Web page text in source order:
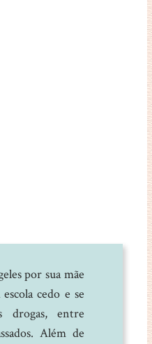
por sua mãe
cedo e se
drogas, entre
Além de